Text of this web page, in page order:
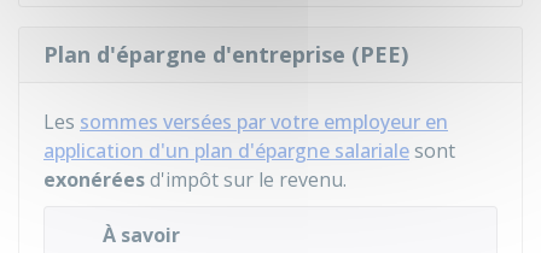
Plan d'épargne d'entreprise (PEE)
Les sommes versées par votre employeur en
application d'un plan d'épargne salarialesont
exonéréesd'impôt sur le revenu.
À savoir